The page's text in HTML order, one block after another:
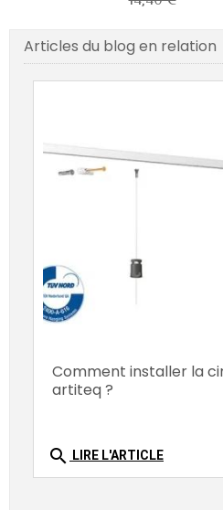
Articles du blog en relation
Comment installer la
artiteq ?
search LIRE L'ARTICLE